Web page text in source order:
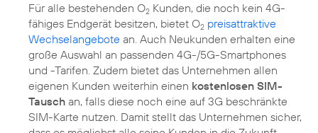
Für alle bestehenden O2 Kunden, die noch kein 4G-
fähiges Endgerät besitzen, bietet O2 preisattraktive
Wechselangebote an. Auch Neukunden erhalten eine
große Auswahl an passenden 4G-/5G-Smartphones
und -Tarifen. Zudem bietet das Unternehmen allen
eigenen Kunden weiterhin einen kostenlosen SIM-
Tausch an, falls diese noch eine auf 3G beschränkte
SIM-Karte nutzen. Damit stellt das Unternehmen sicher,